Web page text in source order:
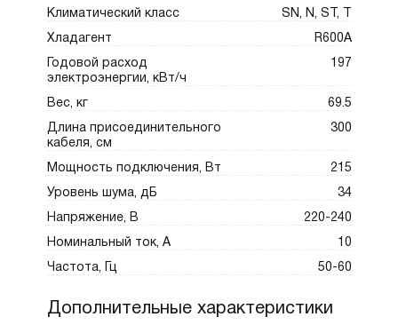
Климатический класс SN, N, ST, T
Хладагент R600A
Годовой расход
электроэнергии, кВт/ч
197
Вес, кг 69.5
Длина присоединительного
кабеля, см
300
Мощность подключения, Вт 215
Уровень шума, дБ 34
Напряжение, В 220-240
Номинальный ток, А 10
Частота, Гц 50-60
Дополнительные характеристики